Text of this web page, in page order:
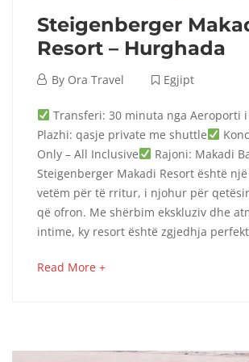
Steigenberger
Resort – Hurghada
September
2024
By Ora Travel Egjipt
Makadi
Resort
–
Hurghada
2025
Transferi: 30 minuta nga Aeroporti
Plazhi: qasje private me shuttle
Only – All Inclusive
Rajoni: Makadi
Steigenberger Makadi Resort është
vetëm për të rritur, i njohur për
që ofron. Me shërbim ekskluziv dhe
intime, ky resort është zgjedhja
Read More +about